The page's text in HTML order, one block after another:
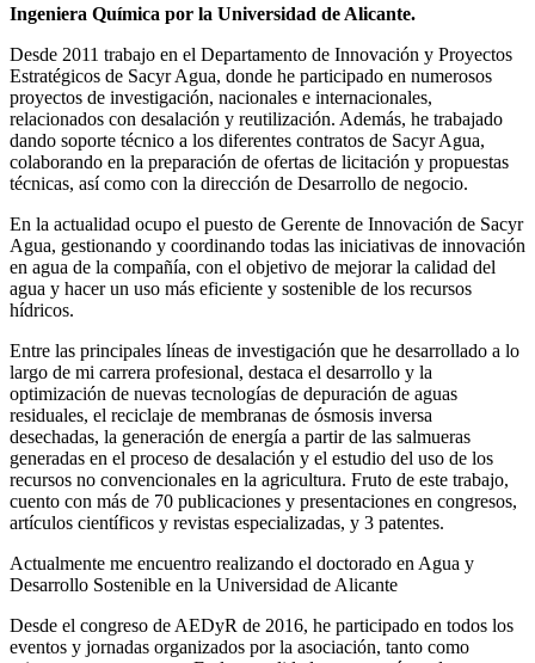
Ingeniera Química por la Universidad de Alicante.
Desde 2011 trabajo en el Departamento de Innovación y Proyectos
Estratégicos de Sacyr Agua, donde he participado en numerosos
proyectos de investigación, nacionales e internacionales,
relacionados con desalación y reutilización. Además, he trabajado
dando soporte técnico a los diferentes contratos de Sacyr Agua,
colaborando en la preparación de ofertas de licitación y propuestas
técnicas, así como con la dirección de Desarrollo de negocio.
En la actualidad ocupo el puesto de Gerente de Innovación de Sacyr
Agua, gestionando y coordinando todas las iniciativas de innovación
en agua de la compañía, con el objetivo de mejorar la calidad del
agua y hacer un uso más eficiente y sostenible de los recursos
hídricos.
Entre las principales líneas de investigación que he desarrollado a lo
largo de mi carrera profesional, destaca el desarrollo y la
optimización de nuevas tecnologías de depuración de aguas
residuales, el reciclaje de membranas de ósmosis inversa
desechadas, la generación de energía a partir de las salmueras
generadas en el proceso de desalación y el estudio del uso de los
recursos no convencionales en la agricultura. Fruto de este trabajo,
cuento con más de 70 publicaciones y presentaciones en congresos,
artículos científicos y revistas especializadas, y 3 patentes.
Actualmente me encuentro realizando el doctorado en Agua y
Desarrollo Sostenible en la Universidad de Alicante
Desde el congreso de AEDyR de 2016, he participado en todos los
eventos y jornadas organizados por la asociación, tanto como